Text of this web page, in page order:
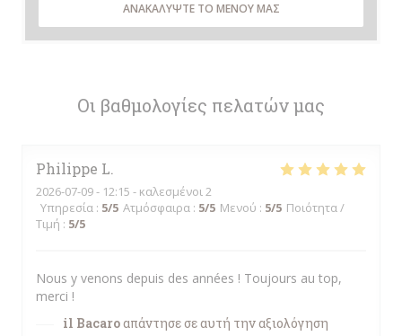
Οι βαθμολογίες πελατών μας
Philippe L
2026-07-09- 12:15 - καλεσμένοι 2
Υπηρεσία : 5/5 Ατμόσφαιρα : 5/5 Μενού : 5/5 Ποιότητα /
Τιμή : 5/5
Nous y venons depuis des années ! Toujours au top,
merci !
il Bacaroαπάντησε σε αυτή την αξιολόγηση
ΑΝΑΚΑΛΎΨΤΕ ΤΟ ΜΕΝΟΎ ΜΑΣ